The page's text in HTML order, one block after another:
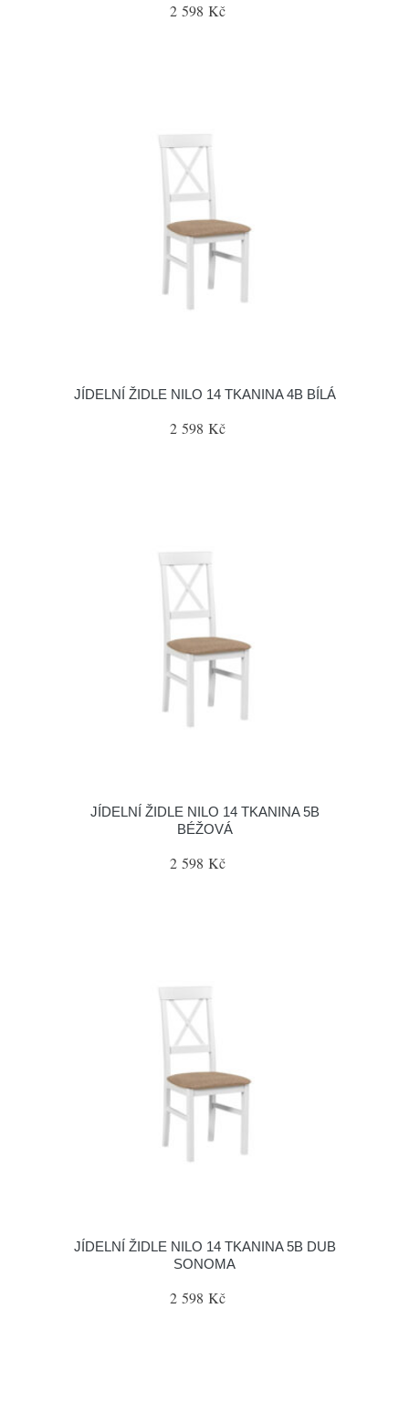
2 598 Kč
JÍDELNÍ ŽIDLE NILO 14 TKANINA 4B BÍLÁ
2 598 Kč
JÍDELNÍ ŽIDLE NILO 14 TKANINA 5B
BÉŽOVÁ
2 598 Kč
JÍDELNÍ ŽIDLE NILO 14 TKANINA 5B DUB
SONOMA
2 598 Kč